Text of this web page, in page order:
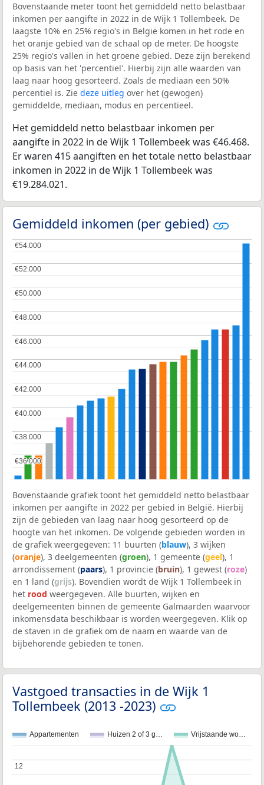
Bovenstaande meter toont het gemiddeld netto belastbaar
inkomen per aangifte in 2022 in de Wijk 1 Tollembeek. De
laagste 10% en 25% regio's in België komen in het rode en
het oranje gebied van de schaal op de meter. De hoogste
25% regio's vallen in het groene gebied. Deze zijn berekend
op basis van het 'percentiel'. Hierbij zijn alle waarden van
laag naar hoog gesorteerd. Zoals de mediaan een 50%
percentiel is. Zie deze uitleg over het (gewogen)
gemiddelde, mediaan, modus en percentieel.
Het gemiddeld netto belastbaar inkomen per
aangifte in 2022 in de Wijk 1 Tollembeek was €46.468.
Er waren 415 aangiften en het totale netto belastbaar
inkomen in 2022 in de Wijk 1 Tollembeek was
€19.284.021.
Gemiddeld inkomen (per gebied)
€36.000
€36.000
€38.000
€38.000
€40.000
€40.000
€42.000
€42.000
€44.000
€44.000
€46.000
€46.000
€48.000
€48.000
€50.000
€50.000
€52.000
€52.000
€54.000
€54.000
Bovenstaande grafiek toont het gemiddeld netto belastbaar
inkomen per aangifte in 2022 per gebied in België. Hierbij
zijn de gebieden van laag naar hoog gesorteerd op de
hoogte van het inkomen. De volgende gebieden worden in
de grafiek weergegeven: 11 buurten (blauw), 3 wijken
(oranje), 3 deelgemeenten (groen), 1 gemeente (geel), 1
arrondissement (paars), 1 provincie (bruin), 1 gewest (roze)
en 1 land (grijs). Bovendien wordt de Wijk 1 Tollembeek in
het rood weergegeven. Alle buurten, wijken en
deelgemeenten binnen de gemeente Galmaarden waarvoor
inkomensdata beschikbaar is worden weergegeven. Klik op
de staven in de grafiek om de naam en waarde van de
bijbehorende gebieden te tonen.
Vastgoed transacties in de Wijk 1
Tollembeek (2013 -2023)
Appartementen Huizen 2 of 3 g… Vrijstaande wo…
12
12